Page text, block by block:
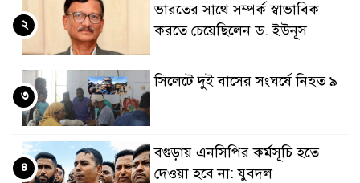
ভারতের সাথে সম্পর্ক স্বাভাবিক
করতে চেয়েছিলেন ড. ইউনূস
২
সিলেটে দুই বাসের সংঘর্ষে নিহত ৯
৩
বগুড়ায় এনসিপির কর্মসূচি হতে
দেওয়া হবে না: যুবদল
৪